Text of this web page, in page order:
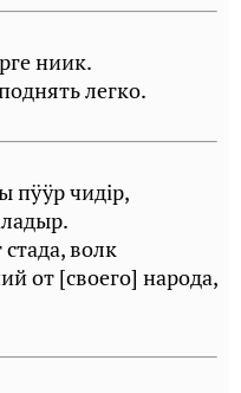
ниик.
легко.
пÿÿр чидiр,
волк
от [своего] народа,